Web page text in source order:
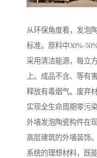
从环保角度看，发泡
标准。原料中30%-
采用清洁能源，每立
上。成品不含、等有
释放有毒烟气。废弃
实现全生命周期零污染
外墙发泡陶瓷构件在
高层建筑的外墙装饰
系统的理想材料，既